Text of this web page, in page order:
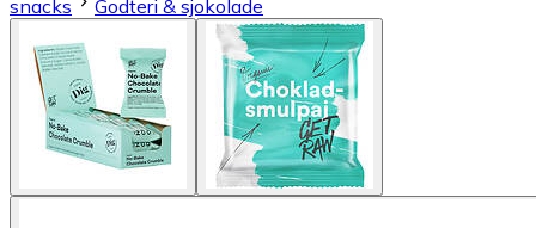
snacks
Godteri & sjokolade